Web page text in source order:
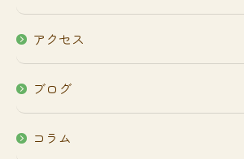
アクセス
ブログ
コラム